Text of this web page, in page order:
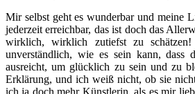
Mir selbst geht es wunderbar und meine
jederzeit erreichbar, das ist doch das
wirklich, wirklich zutiefst zu
unverständlich, wie es sein kann, dass
ausreicht, um glücklich zu sein und zu
Erklärung, und ich weiß nicht, ob sie
ich ja doch mehr Künstlerin, als es mir